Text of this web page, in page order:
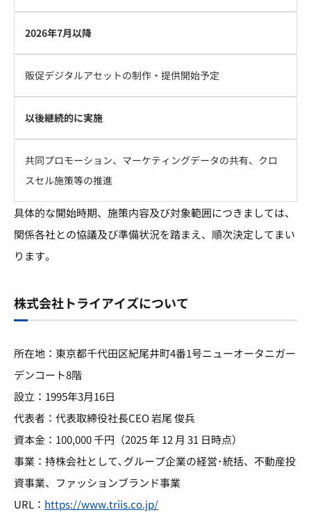
2026年7月以降
販促デジタルアセットの制作・提供開始予定
以後継続的に実施
共同プロモーション、マーケティングデータの共有、クロ
スセル施策等の推進
具体的な開始時期、施策内容及び対象範囲につきましては、
関係各社との協議及び準備状況を踏まえ、順次決定してまい
ります。
株式会社トライアイズについて
所在地：東京都千代田区紀尾井町4番1号ニューオータニガー
デンコート8階
設立：1995年3月16日
代表者：代表取締役社長CEO 岩尾 俊兵
資本金：100,000 千円（2025 年 12 月 31 日時点）
事業：持株会社として､グループ企業の経営･統括、不動産投
資事業、ファッションブランド事業
URL： https://www.triis.co.jp/